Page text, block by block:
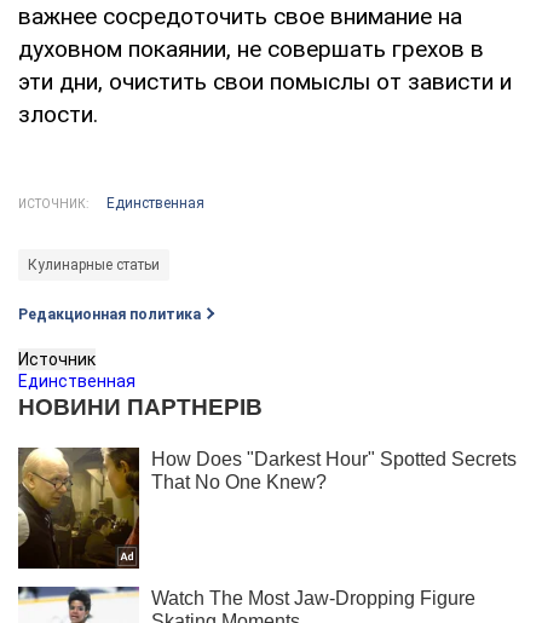
важнее сосредоточить свое внимание на
духовном покаянии, не совершать грехов в
эти дни, очистить свои помыслы от зависти и
злости.
ИСТОЧНИК: Единственная
Кулинарные статьи
Редакционная политика
Источник
Единственная